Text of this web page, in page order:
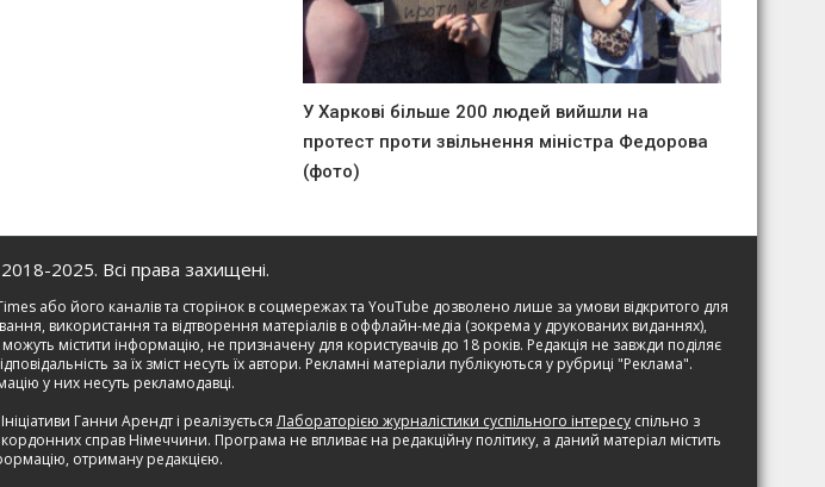
У Харкові більше 200 людей вийшли на
протест проти звільнення міністра Федорова
(фото)
2025. Всі права захищені.
або його каналів та сторінок в соцмережах та YouTube дозволено лише за умови відкритого для
використання та відтворення матеріалів в оффлайн-медіа (зокрема у друкованих виданнях),
містити інформацію, не призначену для користувачів до 18 років. Редакція не завжди поділяє
за їх зміст несуть їх автори. Рекламні матеріали публікуються у рубриці "Реклама".
у них несуть рекламодавці.
Ганни Арендт і реалізуєтьсяЛабораторією журналістики суспільного інтересу спільно з
справ Німеччини. Програма не впливає на редакційну політику, а даний матеріал містить
отриману редакцією.